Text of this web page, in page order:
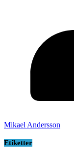
Mikael Andersson
Etiketter